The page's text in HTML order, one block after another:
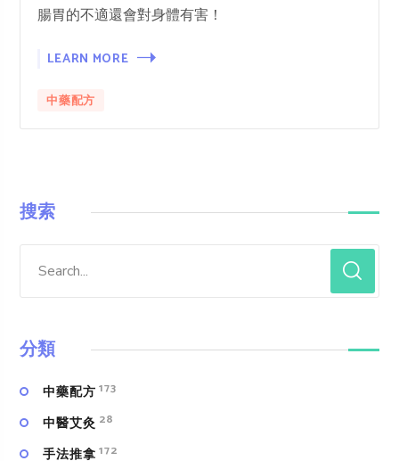
腸胃的不適還會對身體有害！
LEARN MORE
中藥配方
搜索
分類
中藥配方 173
中醫艾灸 28
手法推拿 172